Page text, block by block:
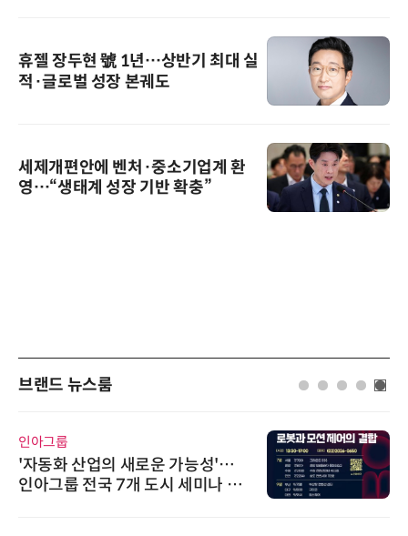
휴젤 장두현 號 1년…상반기 최대 실
적·글로벌 성장 본궤도
세제개편안에 벤처·중소기업계 환
영…“생태계 성장 기반 확충”
브랜드 뉴스룸
인아그룹
'자동화 산업의 새로운 가능성'…
인아그룹 전국 7개 도시 세미나 페